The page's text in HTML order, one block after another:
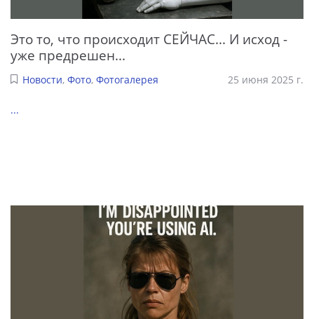
Это то, что происходит СЕЙЧАС... И исход -
уже предрешен...
Новости, Фото, Фотогалерея 25 июня 2025 г.
...